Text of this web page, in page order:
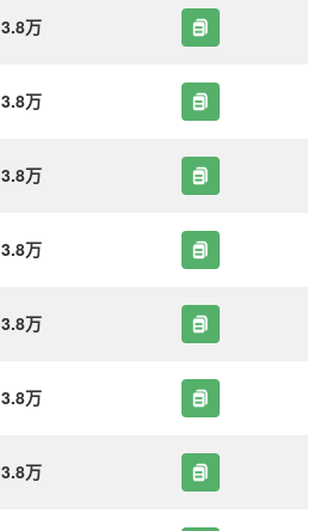
3.8万
3.8万
3.8万
3.8万
3.8万
3.8万
3.8万